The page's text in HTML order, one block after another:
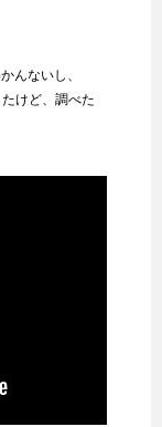
んないし、
けど、調べた